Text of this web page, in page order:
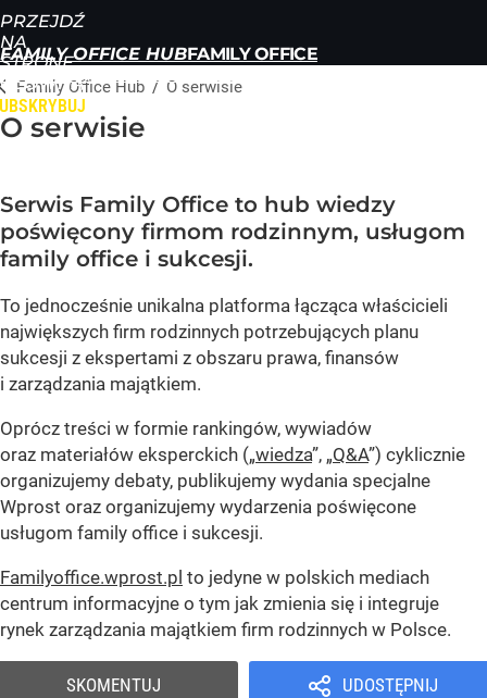
PRZEJDŹ
NA
STRONĘ
GŁÓWNĄ
WPROST.PL
FAMILY OFFICE HUB
RANKINGI
MENU
Family Office Hub / O serwisie
O serwisie
Serwis Family Office to hub wiedzy
poświęcony firmom rodzinnym, usługom
family office i sukcesji.
To jednocześnie unikalna platforma łącząca właścicieli
największych firm rodzinnych potrzebujących planu
sukcesji z ekspertami z obszaru prawa, finansów
i zarządzania majątkiem.
Oprócz treści w formie rankingów, wywiadów
oraz materiałów eksperckich („wiedza”, „Q&A”) cyklicznie
organizujemy debaty, publikujemy wydania specjalne
Wprost oraz organizujemy wydarzenia poświęcone
usługom family office i sukcesji.
Familyoffice.wprost.pl to jedyne w polskich mediach
centrum informacyjne o tym jak zmienia się i integruje
rynek zarządzania majątkiem firm rodzinnych w Polsce.
UDOSTĘPNIJ
SKOMENTUJ